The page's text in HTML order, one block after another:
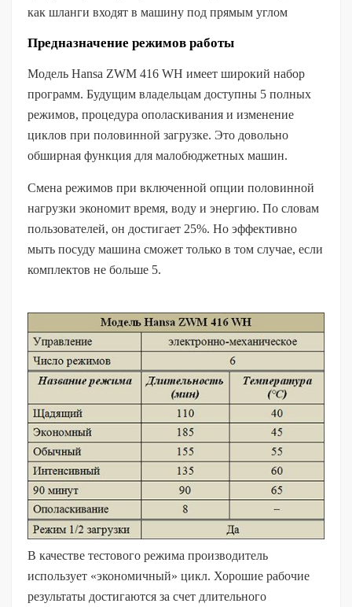
как шланги входят в машину под прямым углом
Предназначение режимов работы
Модель Hansa ZWM 416 WH имеет широкий набор
программ. Будущим владельцам доступны 5 полных
режимов, процедура ополаскивания и изменение
циклов при половинной загрузке. Это довольно
обширная функция для малобюджетных машин.
Смена режимов при включенной опции половинной
нагрузки экономит время, воду и энергию. По словам
пользователей, он достигает 25%. Но эффективно
мыть посуду машина сможет только в том случае, если
комплектов не больше 5.
В качестве тестового режима производитель
использует «экономичный» цикл. Хорошие рабочие
результаты достигаются за счет длительного